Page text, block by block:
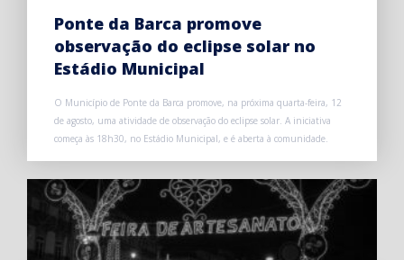
Ponte da Barca promove
observação do eclipse solar no
Estádio Municipal
O Município de Ponte da Barca promove, na próxima quarta-feira, 12
de agosto, uma atividade de observação do eclipse solar. A iniciativa
começa às 18h30, no Estádio Municipal, e é aberta à comunidade.